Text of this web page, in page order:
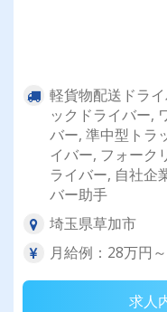
軽貨物配送ドラ
ックドライバー,
バー, 準中型トラ
イバー, フォーク
ライバー, 自社企
バー助手
埼玉県草加市
月給例：28万円
求人